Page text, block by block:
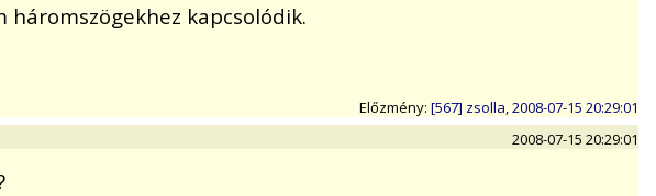
kapcsolódik.
Előzmény: [567] zsolla, 2008-07-15 20:29:01
2008-07-15 20:29:01